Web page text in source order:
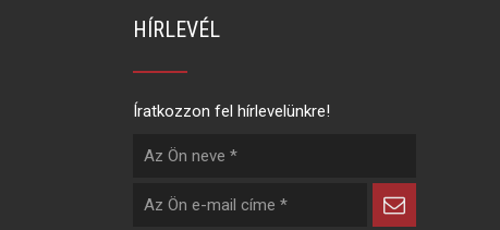
HÍRLEVÉL
Íratkozzon fel hírlevelünkre!